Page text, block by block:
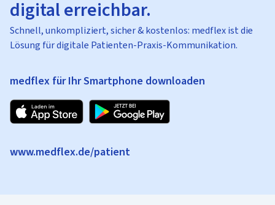
digital erreichbar.
Schnell, unkompliziert, sicher & kostenlos: medflex ist die
Lösung für digitale Patienten-Praxis-Kommunikation.
medflex für Ihr Smartphone downloaden
www.medflex.de/patient